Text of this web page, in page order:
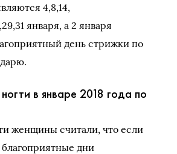
4,8,14,
января, а 2 января
день стрижки по
в январе 2018 года по
женщины считали, что если
благоприятные дни